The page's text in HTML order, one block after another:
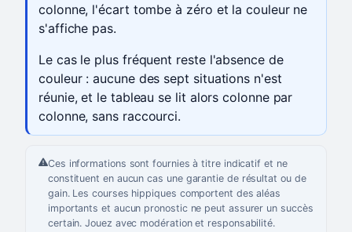
colonne, l'écart tombe à zéro et la couleur ne
s'affiche pas.
Le cas le plus fréquent reste l'absence de
couleur : aucune des sept situations n'est
réunie, et le tableau se lit alors colonne par
colonne, sans raccourci.
Ces informations sont fournies à titre indicatif et ne
constituent en aucun cas une garantie de résultat ou de
gain. Les courses hippiques comportent des aléas
importants et aucun pronostic ne peut assurer un succès
certain. Jouez avec modération et responsabilité.